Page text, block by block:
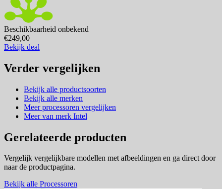
Beschikbaarheid onbekend
€249,00
Bekijk deal
Verder vergelijken
Bekijk alle productsoorten
Bekijk alle merken
Meer processoren vergelijken
Meer van merk Intel
Gerelateerde producten
Vergelijk vergelijkbare modellen met afbeeldingen en ga direct door
naar de productpagina.
Bekijk alle Processoren